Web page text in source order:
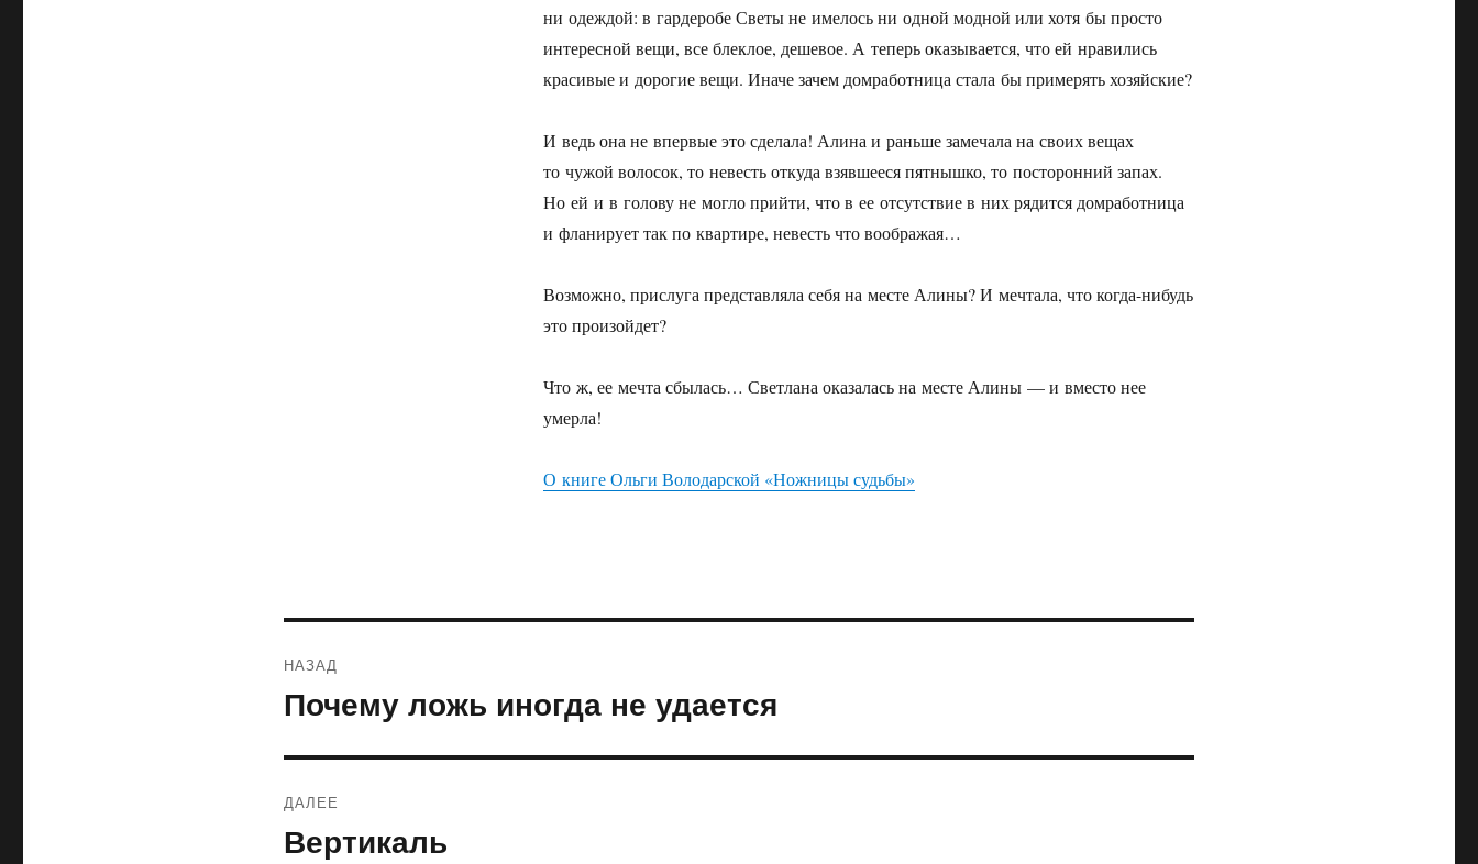
ни одеждой: в гардеробе Светы не имелось ни одной модной или хотя бы просто
интересной вещи, все блеклое, дешевое. А теперь оказывается, что ей нравились
красивые и дорогие вещи. Иначе зачем домработница стала бы примерять хозяйские?
И ведь она не впервые это сделала! Алина и раньше замечала на своих вещах
то чужой волосок, то невесть откуда взявшееся пятнышко, то посторонний запах.
Но ей и в голову не могло прийти, что в ее отсутствие в них рядится домработница
и фланирует так по квартире, невесть что воображая…
Возможно, прислуга представляла себя на месте Алины? И мечтала, что когда-нибудь
это произойдет?
Что ж, ее мечта сбылась… Светлана оказалась на месте Алины — и вместо нее
умерла!
О книге Ольги Володарской «Ножницы судьбы»
по
НАЗАД
Предыдущая
Почему ложь иногда не удается
ДАЛЕЕ
Следующая
Вертикаль